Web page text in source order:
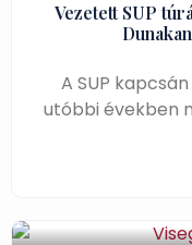
Vezetett SUP
A SUP
utóbbi években